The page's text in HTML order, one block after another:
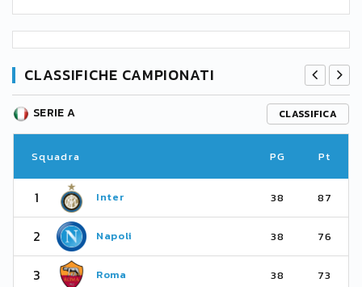
CLASSIFICHE CAMPIONATI
SERIE A CLASSIFICA
Squadra PG Pt
1 Inter 38 87
2 Napoli 38 76
3 Roma 38 73